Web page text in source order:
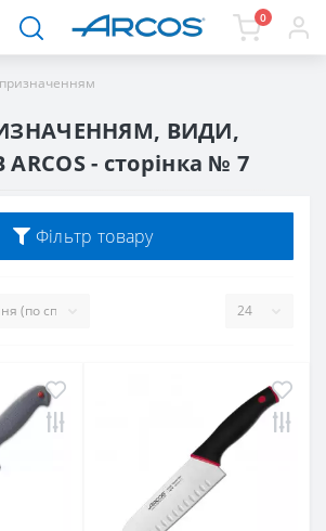
0
ВИДИ,
- сторінка № 7
Фільтр товару